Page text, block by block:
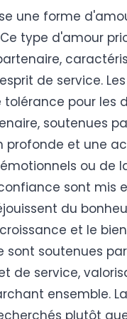
une forme
type d'amour
de service.
pour les
soutenues
profonde et une
ou de
sont mis
du
et le
sont soutenues
de service,
ensemble.
plutôt